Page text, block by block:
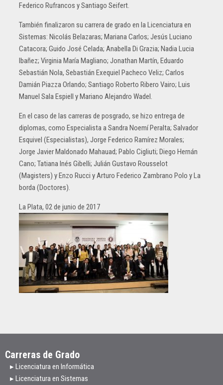
Federico Rufrancos y Santiago Seifert.
También finalizaron su carrera de grado en la Licenciatura en
Sistemas: Nicolás Belazaras; Mariana Carlos; Jesús Luciano
Catacora; Guido José Celada; Anabella Di Grazia; Nadia Lucia
Ibañez; Virginia María Magliano; Jonathan Martín, Eduardo
Sebastián Nola, Sebastián Exequiel Pacheco Veliz; Carlos
Damián Piazza Orlando; Santiago Roberto Ribero Vairo; Luis
Manuel Sala Espiell y Mariano Alejandro Wadel.
En el caso de las carreras de posgrado, se hizo entrega de
diplomas, como Especialista a Sandra Noemí Peralta; Salvador
Esquivel (Especialistas), Jorge Federico Ramírez Morales;
Jorge Javier Maldonado Mahauad; Pablo Cigliuti; Diego Hernán
Cano; Tatiana Inés Gibelli; Julián Gustavo Rousselot
(Magisters) y Enzo Rucci y Arturo Federico Zambrano Polo y La
borda (Doctores).
La Plata, 02 de junio de 2017
Carreras de Grado
▸ Licenciatura en Informática
▸ Licenciatura en Sistemas